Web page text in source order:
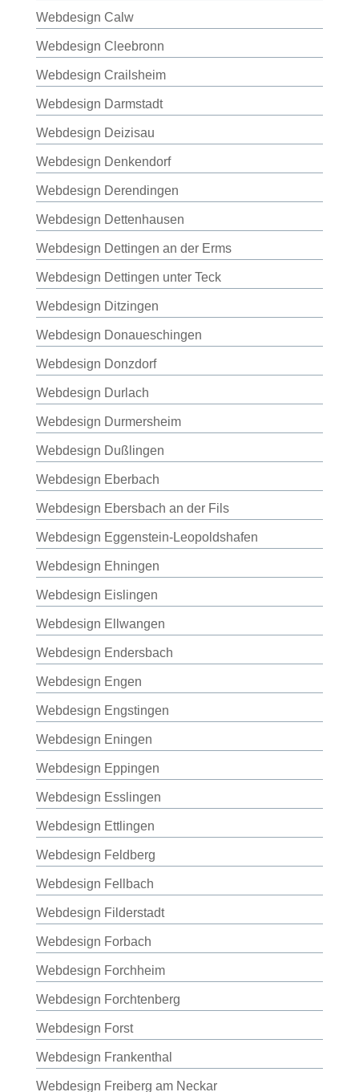
Webdesign Calw
Webdesign Cleebronn
Webdesign Crailsheim
Webdesign Darmstadt
Webdesign Deizisau
Webdesign Denkendorf
Webdesign Derendingen
Webdesign Dettenhausen
Webdesign Dettingen an der Erms
Webdesign Dettingen unter Teck
Webdesign Ditzingen
Webdesign Donaueschingen
Webdesign Donzdorf
Webdesign Durlach
Webdesign Durmersheim
Webdesign Dußlingen
Webdesign Eberbach
Webdesign Ebersbach an der Fils
Webdesign Eggenstein-Leopoldshafen
Webdesign Ehningen
Webdesign Eislingen
Webdesign Ellwangen
Webdesign Endersbach
Webdesign Engen
Webdesign Engstingen
Webdesign Eningen
Webdesign Eppingen
Webdesign Esslingen
Webdesign Ettlingen
Webdesign Feldberg
Webdesign Fellbach
Webdesign Filderstadt
Webdesign Forbach
Webdesign Forchheim
Webdesign Forchtenberg
Webdesign Forst
Webdesign Frankenthal
Webdesign Freiberg am Neckar